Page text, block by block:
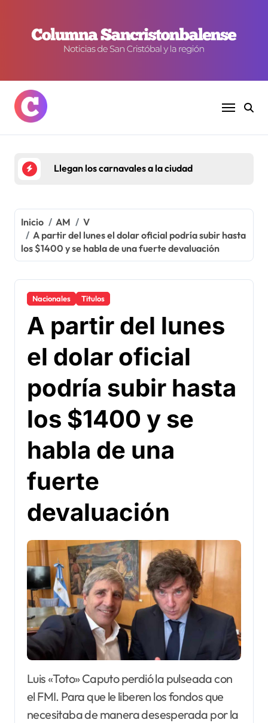
contenido
Llegan los carnavales a la ciudad
Inicio AM
V
A partir del lunes el dolar oficial podría subir hasta
los $1400 y se habla de una fuerte devaluación
Nacionales Titulos
A partir del lunes
el dolar oficial
podría subir hasta
los $1400 y se
habla de una
fuerte
devaluación
Luis «Toto» Caputo perdió la pulseada con
el FMI. Para que le liberen los fondos que
necesitaba de manera desesperada por la